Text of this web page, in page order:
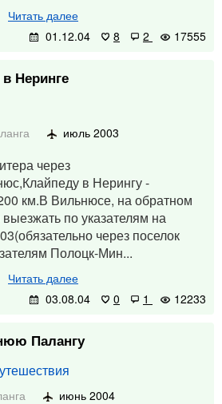
Читать далее
01.12.04
8 2 17555
Неринге
июль 2003
через
в Нерингу -
км.В Вильнюсе, на обратном
по указателям на
через поселок
Полоцк-Мин...
Читать далее
03.08.04
0 1 12233
Палангу
июнь 2004